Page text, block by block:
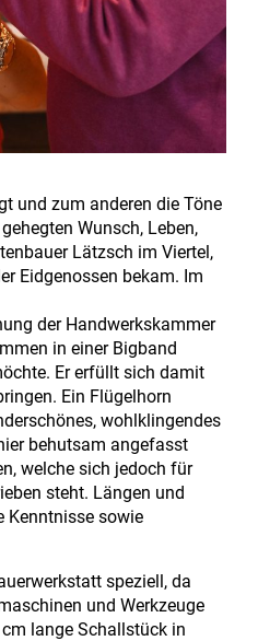
und zum anderen die Töne
Wunsch, Leben,
Lätzsch im Viertel,
Eidgenossen bekam. Im
der Handwerkskammer
in einer Bigband
Er erfüllt sich damit
Ein Flügelhorn
wohlklingendes
behutsam angefasst
welche sich jedoch für
steht. Längen und
Kenntnisse sowie
speziell, da
und Werkzeuge
lange Schallstück in